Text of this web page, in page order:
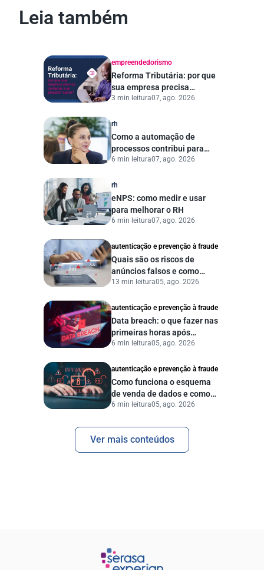
Leia também
empreendedorismo
Reforma Tributária: por que
sua empresa precisa
começar a se preparar
3 min leitura07, ago. 2026
rh
Como a automação de
processos contribui para
uma gestão pública mais
6 min leitura07, ago. 2026
rh
eNPS: como medir e usar
para melhorar o RH
6 min leitura07, ago. 2026
autenticação e prevenção à fraude
Quais são os riscos de
anúncios falsos e como
proteger seu negócio?
13 min leitura05, ago. 2026
autenticação e prevenção à fraude
Data breach: o que fazer nas
primeiras horas após
vazamento de dados?
6 min leitura05, ago. 2026
autenticação e prevenção à fraude
Como funciona o esquema
de venda de dados e como
proteger sua empresa?
6 min leitura05, ago. 2026
Ver mais conteúdos